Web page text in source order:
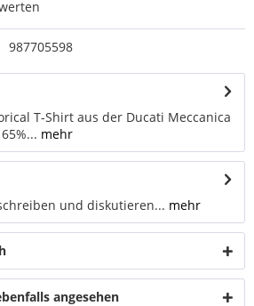
987705598
T-Shirt aus der Ducati Meccanica
mehr
und diskutieren... mehr
angesehen